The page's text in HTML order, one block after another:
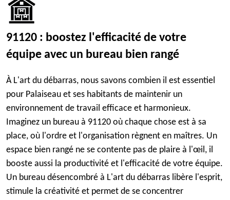
91120 : boostez l'efficacité de votre
équipe avec un bureau bien rangé
À L'art du débarras, nous savons combien il est essentiel
pour Palaiseau et ses habitants de maintenir un
environnement de travail efficace et harmonieux.
Imaginez un bureau à 91120 où chaque chose est à sa
place, où l'ordre et l'organisation règnent en maîtres. Un
espace bien rangé ne se contente pas de plaire à l'œil, il
booste aussi la productivité et l'efficacité de votre équipe.
Un bureau désencombré à L'art du débarras libère l'esprit,
stimule la créativité et permet de se concentrer